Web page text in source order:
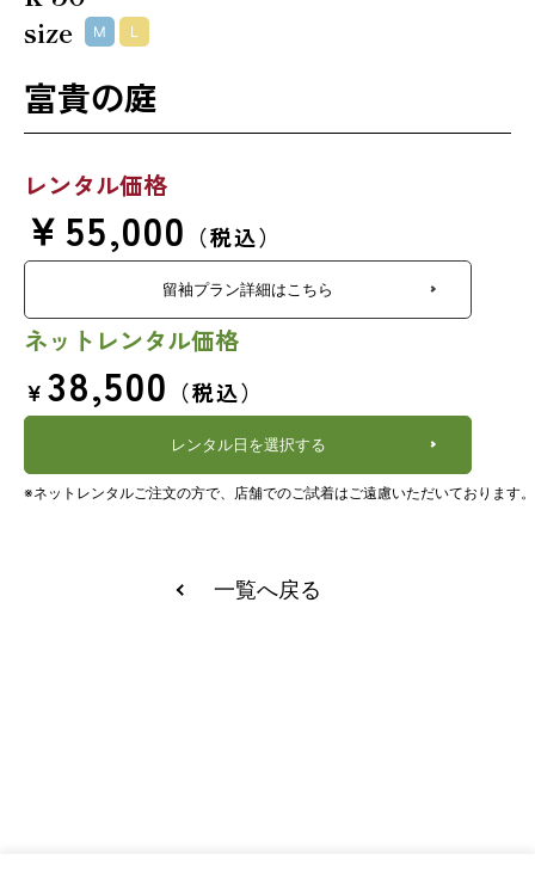
size M L
富貴の庭
レンタル価格
￥55,000 （税込）
留袖プラン詳細はこちら
ネットレンタル価格
￥ 38,500 （税込）
レンタル日を選択する
※ネットレンタルご注文の方で、店舗でのご試着はご遠慮いただいております。
一覧へ戻る